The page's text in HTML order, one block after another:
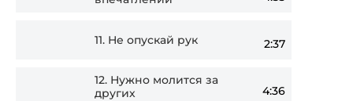
11. Не опускай рук 2:37
12. Нужно молится за
других
4:36